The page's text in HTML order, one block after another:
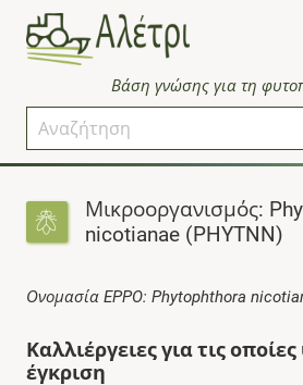
Βάση γνώσης για τη
Μικροοργανισμός:
nicotianae (PHYTNN)
Ονομασία EPPO: Phytophthora
Καλλιέργειες για τις
έγκριση